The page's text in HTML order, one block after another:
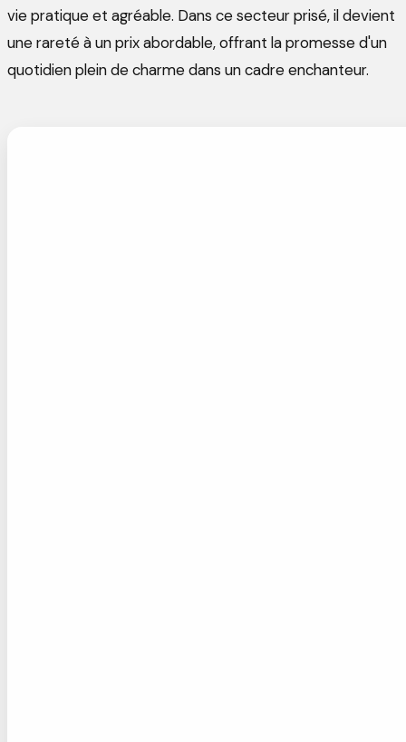
vie pratique et agréable. Dans ce secteur prisé, il devient
une rareté à un prix abordable, offrant la promesse d'un
quotidien plein de charme dans un cadre enchanteur.